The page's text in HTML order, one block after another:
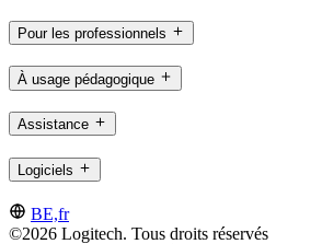
Pour les professionnels
À usage pédagogique
Assistance
Logiciels
BE,fr
©2026 Logitech. Tous droits réservés